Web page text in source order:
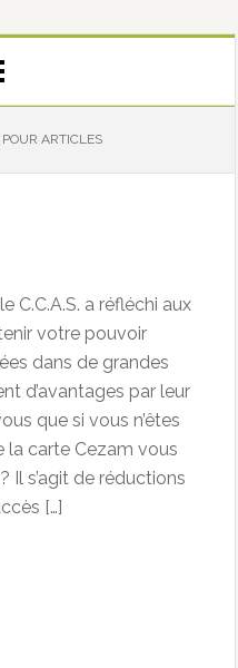
ARTICLES
C.C.A.S. a réfléchi aux
votre pouvoir
dans de grandes
d’avantages par leur
que si vous n’êtes
la carte Cezam vous
Il s’agit de réductions
[…]